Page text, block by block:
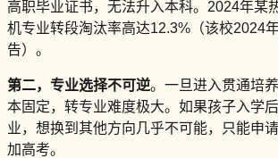
高职毕业证书，无法升入本科。2024年某
机专业转段淘汰率高达12.3%（该校2024
告）。
第二，专业选择不可逆。一旦进入贯通培
本固定，转专业难度极大。如果孩子入学
业，想换到其他方向几乎不可能，只能申
加高考。